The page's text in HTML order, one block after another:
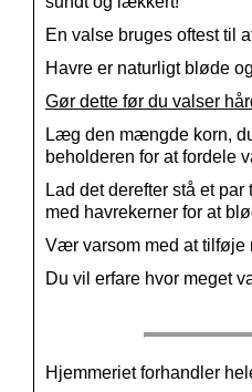
En valse bruges oftest til
Havre er naturligt bløde
Gør dette før du valser
Læg den mængde korn,
beholderen for at fordele
Lad det derefter stå et
med havrekerner for at
Vær varsom med at tilføje
Du vil erfare hvor meget
Hjemmeriet forhandler